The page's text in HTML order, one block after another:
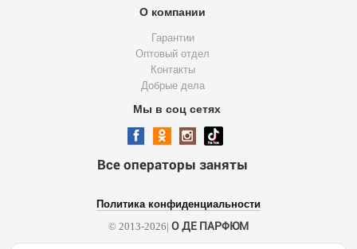
О компании
Гарантии
Оптовый отдел
Контакты
Добрые дела
Мы в соц сетях
Все операторы заняты
Политика конфиденциальности
© 2013-2026| О ДЕ ПАРФЮМ